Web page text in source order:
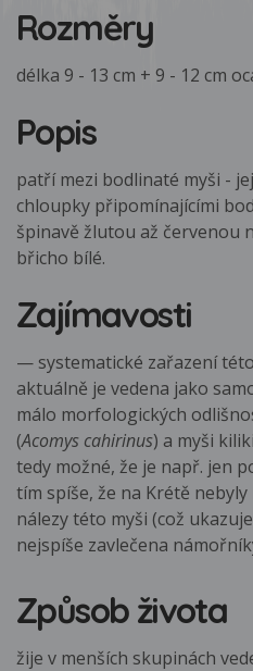
Rozměry
délka 9 - 13 cm + 9 - 12 cm
Popis
patří mezi bodlinaté myši -
chloupky připomínajícími
špinavě žlutou až červenou
břicho bílé.
Zajímavosti
— systematické zařazení
aktuálně je vedena jako
málo morfologických
(Acomys cahirinus) a myši
tedy možné, že je např. jen
tím spíše, že na Krétě
nálezy této myši (což
nejspíše zavlečena
Způsob života
žije v menších skupinách